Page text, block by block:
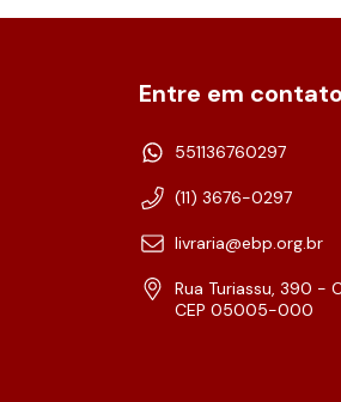
Entre em contato
551136760297
(11) 3676-0297
livraria@ebp.org.br
Rua Turiassu, 390 -
CEP 05005-000